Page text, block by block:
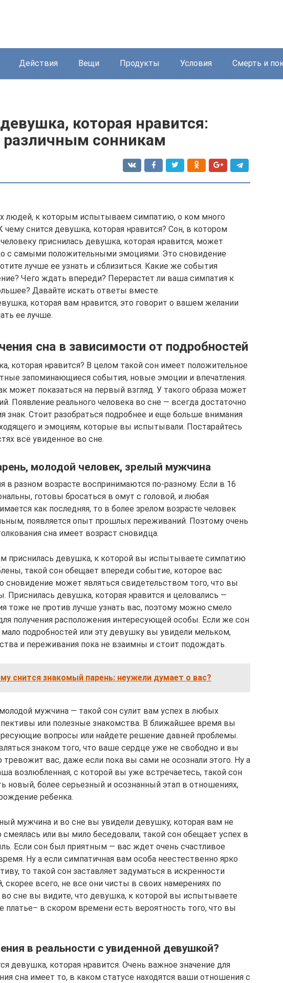
Действия Вещи Продукты Условия Смерть и
которая нравится:
различным сонникам
людей, к которым испытываем симпатию, о ком много
чему снится девушка, которая нравится? Сон, в котором
приснилась девушка, которая нравится, может
с самыми положительными эмоциями. Это сновидение
лучше ее узнать и сблизиться. Какие же события
Чего ждать впереди? Перерастет ли ваша симпатия к
Давайте искать ответы вместе.
которая вам нравится, это говорит о вашем желании
ее лучше.
сна в зависимости от подробностей
которая нравится? В целом такой сон имеет положительное
запоминающиеся события, новые эмоции и впечатления.
может показаться на первый взгляд. У такого образа может
Появление реального человека во сне — всегда достаточно
знак. Стоит разобраться подробнее и еще больше внимания
и эмоциям, которые вы испытывали. Постарайтесь
всё увиденное во сне.
молодой человек, зрелый мужчина
разном возрасте воспринимаются по-разному. Если в 16
готовы бросаться в омут с головой, и любая
как последняя, то в более зрелом возрасте человек
появляется опыт прошлых переживаний. Поэтому очень
сна имеет возраст сновидца.
приснилась девушка, к которой вы испытываете симпатию
такой сон обещает впереди событие, которое вас
сновидение может являться свидетельством того, что вы
девушка, которая нравится и целовались —
тоже не против лучше узнать вас, поэтому можно смело
получения расположения интересующей особы. Если же сон
подробностей или эту девушку вы увидели мельком,
и переживания пока не взаимны и стоит подождать.
снится знакомый парень: неужели думает о вас?
мужчина — такой сон сулит вам успех в любых
или полезные знакомства. В ближайшее время вы
вопросы или найдете решение давней проблемы.
знаком того, что ваше сердце уже не свободно и вы
тревожит вас, даже если пока вы сами не осознали этого. Ну а
возлюбленная, с которой вы уже встречаетесь, такой сон
новый, более серьезный и осознанный этап в отношениях,
ребенка.
мужчина и во сне вы увидели девушку, которая вам не
смеялась или вы мило беседовали, такой сон обещает успех в
Если сон был приятным — вас ждет очень счастливое
Ну а если симпатичная вам особа неестественно ярко
то такой сон заставляет задуматься в искренности
всего, не все они чисты в своих намерениях по
сне вы видите, что девушка, к которой вы испытываете
платье– в скором времени есть вероятность того, что вы
в реальности с увиденной девушкой?
девушка, которая нравится. Очень важное значение для
сна имеет то, в каком статусе находятся ваши отношения с